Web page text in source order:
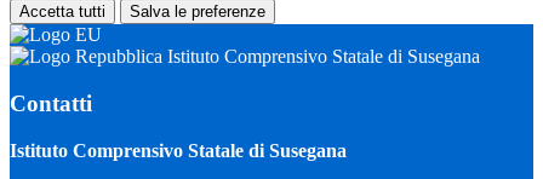
Accetta tutti Salva le preferenze
Istituto Comprensivo Statale di Susegana
Contatti
Istituto Comprensivo Statale di Susegana